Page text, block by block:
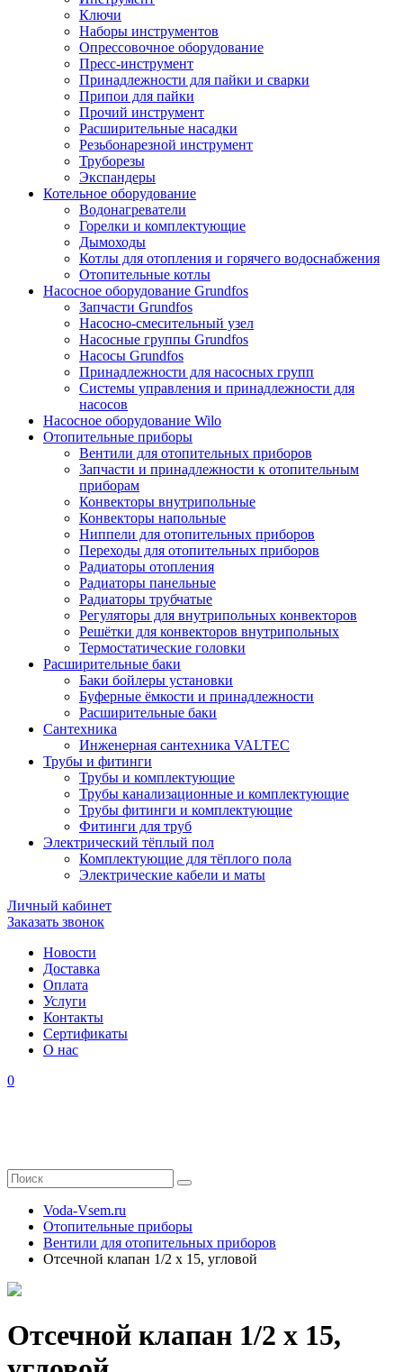
Ключи
Наборы инструментов
Опрессовочное оборудование
Пресс-инструмент
Принадлежности для пайки и сварки
Припои для пайки
Прочий инструмент
Расширительные насадки
Резьбонарезной инструмент
Труборезы
Экспандеры
Котельное оборудование
Водонагреватели
Горелки и комплектующие
Дымоходы
Котлы для отопления и горячего водоснабжения
Отопительные котлы
Насосное оборудование Grundfos
Запчасти Grundfos
Насосно-смесительный узел
Насосные группы Grundfos
Насосы Grundfos
Принадлежности для насосных групп
Системы управления и принадлежности для
насосов
Насосное оборудование Wilo
Отопительные приборы
Вентили для отопительных приборов
Запчасти и принадлежности к отопительным
приборам
Конвекторы внутрипольные
Конвекторы напольные
Ниппели для отопительных приборов
Переходы для отопительных приборов
Радиаторы отопления
Радиаторы панельные
Радиаторы трубчатые
Регуляторы для внутрипольных конвекторов
Решётки для конвекторов внутрипольных
Термостатические головки
Расширительные баки
Баки бойлеры установки
Буферные ёмкости и принадлежности
Расширительные баки
Сантехника
Инженерная сантехника VALTEC
Трубы и фитинги
Трубы и комплектующие
Трубы канализационные и комплектующие
Трубы фитинги и комплектующие
Фитинги для труб
Электрический тёплый пол
Комплектующие для тёплого пола
Электрические кабели и маты
Личный кабинет
Заказать звонок
Новости
Доставка
Оплата
Услуги
Контакты
Cертификаты
О нас
0
Voda-Vsem.ru
Отопительные приборы
Вентили для отопительных приборов
Отсечной клапан 1/2 x 15, угловой
Отсечной клапан 1/2 x 15,